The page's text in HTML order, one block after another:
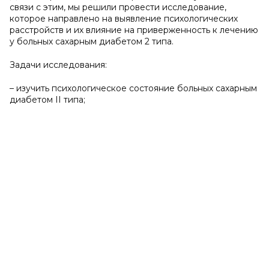
связи с этим, мы решили провести исследование,
которое направлено на выявление психологических
расстройств и их влияние на приверженность к лечению
у больных сахарным диабетом 2 типа.
Задачи исследования:
– изучить психологическое состояние больных сахарным
диабетом II типа;